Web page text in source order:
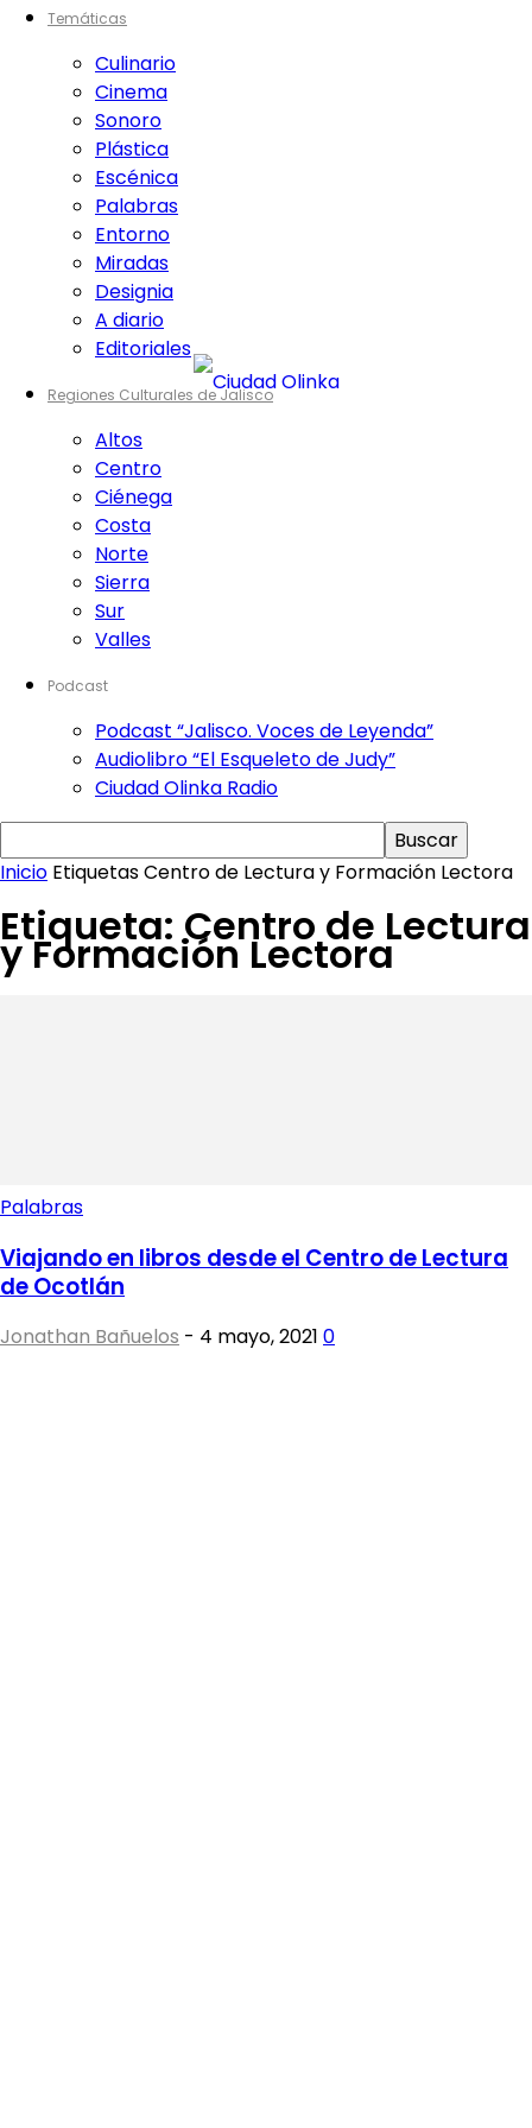
Temáticas
Culinario
Cinema
Sonoro
Plástica
Escénica
Palabras
Entorno
Miradas
Designia
A diario
Editoriales
Regiones Culturales de Jalisco
Altos
Centro
Ciénega
Costa
Norte
Sierra
Sur
Valles
Podcast
Podcast “Jalisco. Voces de Leyenda”
Audiolibro “El Esqueleto de Judy”
Ciudad Olinka Radio
Inicio EtiquetasCentro de Lectura y Formación Lectora
Etiqueta: Centro de Lectura
y Formación Lectora
Palabras
Viajando en libros desde el Centro de Lectura
de Ocotlán
Jonathan Bañuelos - 4 mayo, 2021 0